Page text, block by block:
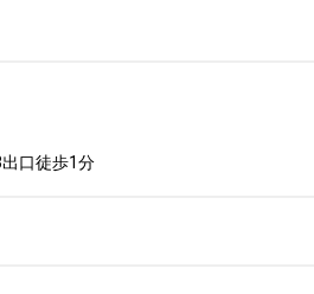
口徒歩1分